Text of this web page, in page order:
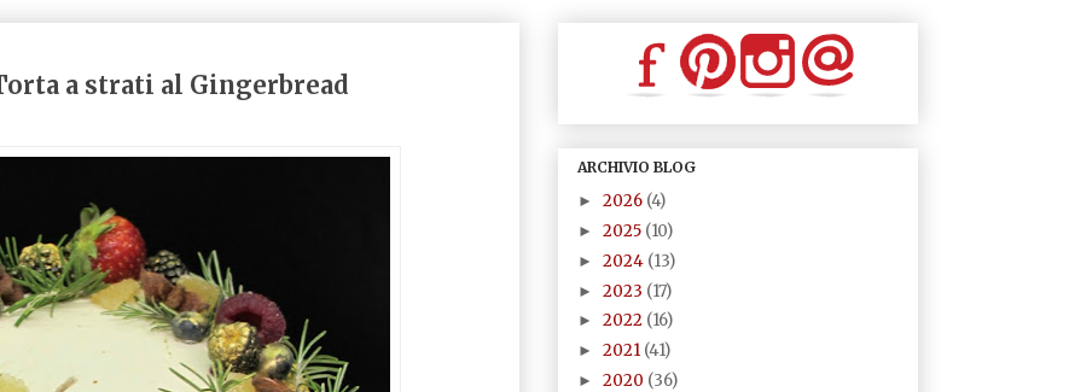
a strati al Gingerbread
ARCHIVIO BLOG
► 2026 (4)
► 2025 (10)
► 2024 (13)
► 2023 (17)
► 2022 (16)
► 2021 (41)
► 2020 (36)